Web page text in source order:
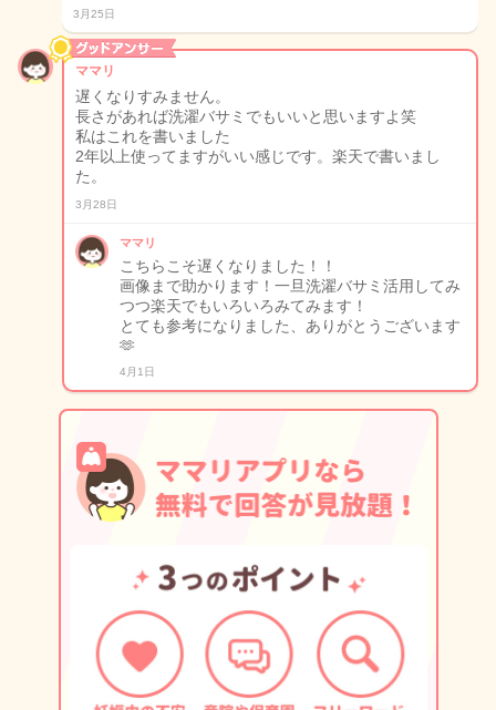
3月25日
ママリ
遅くなりすみません。
長さがあれば洗濯バサミでもいいと思いますよ笑
私はこれを書いました
2年以上使ってますがいい感じです。楽天で書いまし
た。
3月28日
ママリ
こちらこそ遅くなりました！！
画像まで助かります！一旦洗濯バサミ活用してみ
つつ楽天でもいろいろみてみます！
とても参考になりました、ありがとうございます
🫶
4月1日